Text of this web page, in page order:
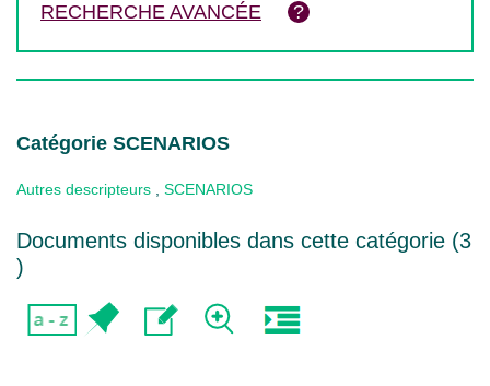
RECHERCHE AVANCÉE
Catégorie SCENARIOS
Autres descripteurs SCENARIOS
Documents disponibles dans cette catégorie (3
)